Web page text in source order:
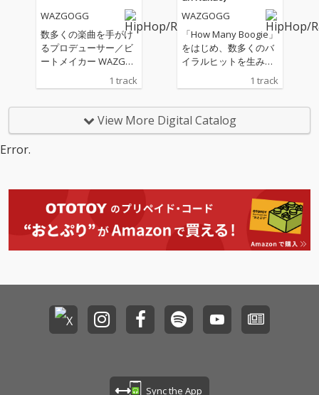
客演には、過去に「Bu
zzer Beats」でも共演
したFuma no KTR、そ
して初共演となるSitiss
スキル折り紙付きの両
に拡張している。 コミ
と確かなスキル、そし
てフロアを揺らすエネ
ルギーを感じられる二
人の現在地を示す作品
持ったダンサブルな一
曲に仕上がっている。
互いの個性が自然に噛
み合うコンビネーショ
ンはさらに磨きがかか
高揚させるエネルギー
までのコラボレーショ
WAZGOGG
数多くの楽曲を手がけ
るプロデューサー／ビ
ートメイカー WAZGO
GG と、ラッパー bunT
es によるコラボ楽曲
昨年発表された「あか
らさまにやべー」に続
ラップが絡み合う本
作。 楽曲内にはWAZG
OGG自身によるスクラ
ッチも取り入れられて
ミュージック由来のサ
ウンド感を持ちながら
も、bunTesならでは
相性の良さを改めて感
1 track
WAZGOGG
「How Many Boogie」
をはじめ、数多くのバ
イラルヒットを生み出
してきたビートメイカ
ー／プロデューサー・
に発表した「by my sid
e」がTikTok上で話題
ラボレーション楽曲。
今作「This is love」
は、“愛”という普遍的
なテーマを繊細に描き
出した一曲。 WAZGO
n Nakaoによる印象的
なピアノが楽曲全体に
温度感を与え、その情
るサウンドと、SUTEZ
1 track
View More Digital Catalog
Error.
Sync the App